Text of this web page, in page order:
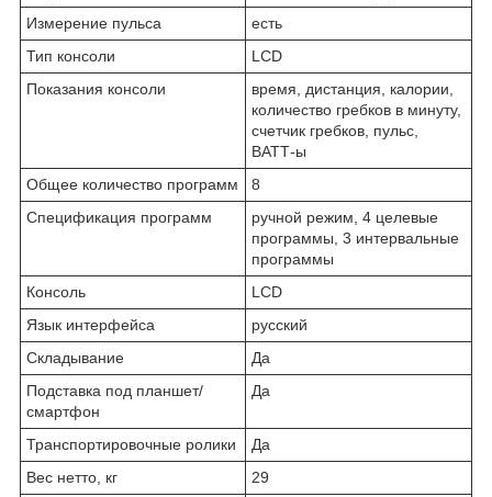
Измерение пульса
есть
Тип консоли
LCD
Показания консоли
время, дистанция, калории,
количество гребков в минуту,
счетчик гребков, пульс,
ВАТТ-ы
Общее количество программ
8
Спецификация программ
ручной режим, 4 целевые
программы, 3 интервальные
программы
Консоль
LCD
Язык интерфейса
русский
Складывание
Да
Подставка под планшет/
смартфон
Да
Транспортировочные ролики
Да
Вес нетто, кг
29